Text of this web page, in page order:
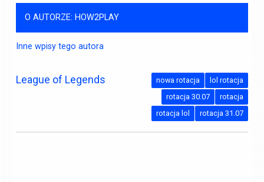
O AUTORZE: HOW2PLAY
Inne wpisy tego autora
League of Legends lol rotacja
nowa rotacja
rotacja
rotacja 30.07
rotacja 31.07
rotacja lol